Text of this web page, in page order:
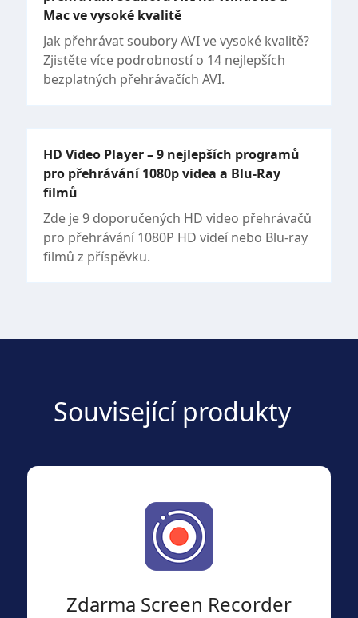
Mac ve vysoké kvalitě
Jak přehrávat soubory AVI ve vysoké kvalitě?
Zjistěte více podrobností o 14 nejlepších
bezplatných přehrávačích AVI.
HD Video Player – 9 nejlepších programů
pro přehrávání 1080p videa a Blu-Ray
filmů
Zde je 9 doporučených HD video přehrávačů
pro přehrávání 1080P HD videí nebo Blu-ray
filmů z příspěvku.
Související produkty
Zdarma Screen Recorder